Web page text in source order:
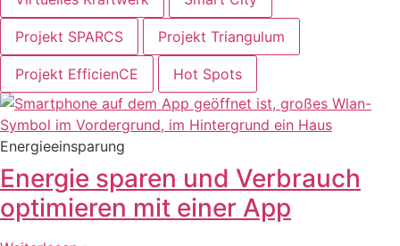
Projekt SPARCS Projekt Triangulum
Projekt EfficienCE Hot Spots
Energieeinsparung
Energie sparen und Verbrauch
optimieren mit einer App